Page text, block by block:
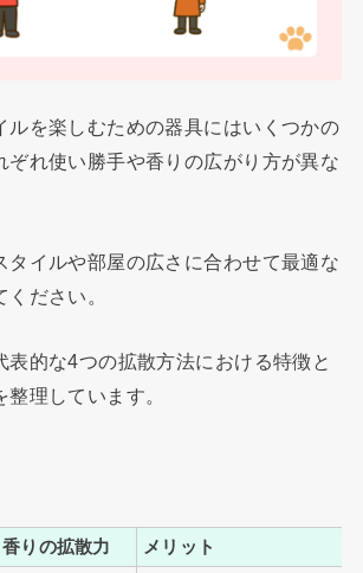
ルを楽しむための器具にはいくつかの
ぞれ使い勝手や香りの広がり方が異な
タイルや部屋の広さに合わせて最適な
ださい。
表的な4つの拡散方法における特徴と
理しています。
香りの拡散力 メリット